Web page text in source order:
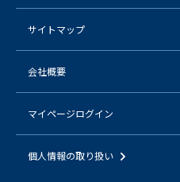
サイトマップ
会社概要
マイページログイン
個人情報の取り扱い